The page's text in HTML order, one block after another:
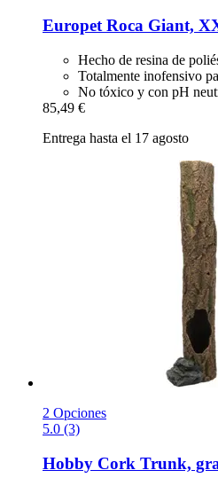
EuropetRoca Giant,
Hecho de resina de
Totalmente inofensivo
No tóxico y con pH
85,49 €
Entrega hasta el 17 agosto
2 Opciones
5.0 (3)
Hobby Cork Trunk,